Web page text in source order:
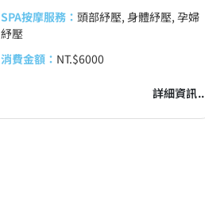
SPA按摩服務： 頭部紓壓, 身體紓壓, 孕婦
紓壓
消費金額： NT.$6000
詳細資訊..